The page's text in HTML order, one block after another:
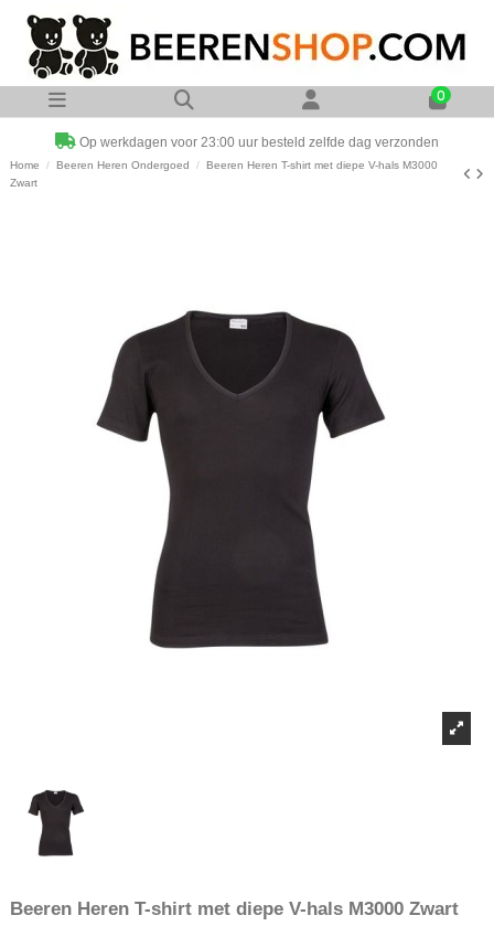
0
Op werkdagen voor 23:00 uur besteld zelfde dag verzonden
Home Beeren Heren Ondergoed
Beeren Heren T-shirt met diepe V-hals M3000
Zwart
Beeren Heren T-shirt met diepe V-hals M3000 Zwart